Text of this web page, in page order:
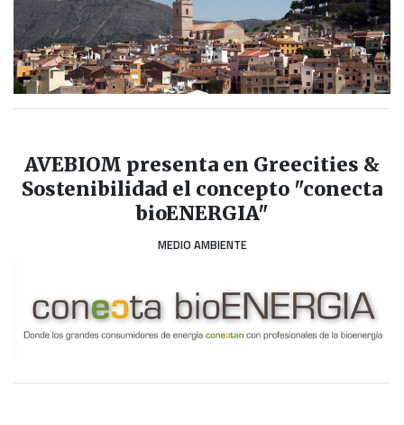
AVEBIOM presenta en Greecities &
Sostenibilidad el concepto "conecta
bioENERGIA"
MEDIO AMBIENTE